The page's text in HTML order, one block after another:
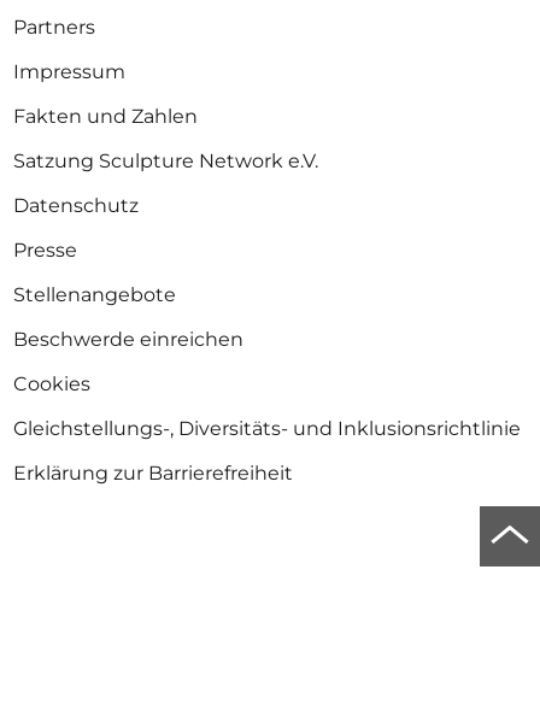
Partners
Impressum
Fakten und Zahlen
Satzung Sculpture Network e.V.
Datenschutz
Presse
Stellenangebote
Beschwerde einreichen
Cookies
Gleichstellungs-, Diversitäts- und Inklusionsrichtlinie
Erklärung zur Barrierefreiheit